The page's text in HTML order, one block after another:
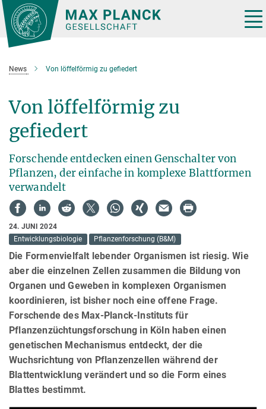
Hauptinhalt
News Von löffelförmig zu gefiedert
Von löffelförmig zu
gefiedert
Forschende entdecken einen Genschalter von
Pflanzen, der einfache in komplexe Blattformen
verwandelt
24. JUNI 2024
Entwicklungsbiologie
Pflanzenforschung (B&M)
Die Formenvielfalt lebender Organismen ist riesig. Wie
aber die einzelnen Zellen zusammen die Bildung von
Organen und Geweben in komplexen Organismen
koordinieren, ist bisher noch eine offene Frage.
Forschende des Max-Planck-Instituts für
Pflanzenzüchtungsforschung in Köln haben einen
genetischen Mechanismus entdeckt, der die
Wuchsrichtung von Pflanzenzellen während der
Blattentwicklung verändert und so die Form eines
Blattes bestimmt.